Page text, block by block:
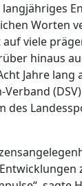
Worten
viele
hinaus
Jahre lang
des